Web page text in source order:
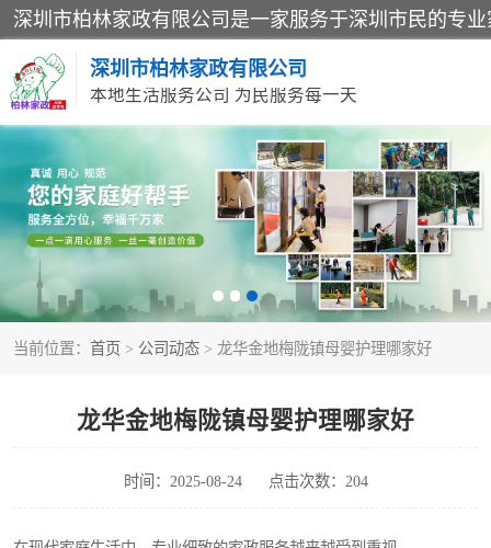
深圳市柏林家政有限公司
本地生活服务公司 为民服务每一天
当前位置： 首页 > 公司动态 > 龙华金地梅陇镇母婴护理哪家好
龙华金地梅陇镇母婴护理哪家好
时间：2025-08-24 点击次数：204
家居保洁
家庭保姆